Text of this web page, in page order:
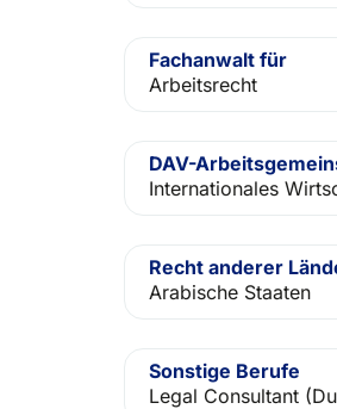
Fachanwalt für
Arbeitsrecht
DAV-
Internationales
Recht anderer
Arabische Staaten
Sonstige Berufe
Legal Consultant